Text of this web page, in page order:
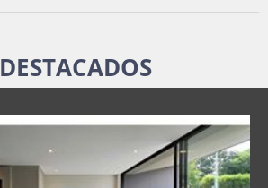
DESTACADOS